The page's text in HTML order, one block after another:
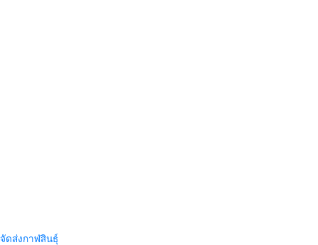
ดส่งกาฬสินธุ์